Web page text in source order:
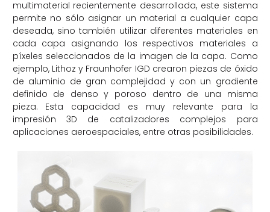
multimaterial recientemente desarrollada, este sistema
permite no sólo asignar un material a cualquier capa
deseada, sino también utilizar diferentes materiales en
cada capa asignando los respectivos materiales a
píxeles seleccionados de la imagen de la capa. Como
ejemplo, Lithoz y Fraunhofer IGD crearon piezas de óxido
de aluminio de gran complejidad y con un gradiente
definido de denso y poroso dentro de una misma
pieza. Esta capacidad es muy relevante para la
impresión 3D de catalizadores complejos para
aplicaciones aeroespaciales, entre otras posibilidades.